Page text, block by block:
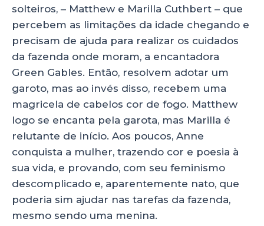
solteiros, – Matthew e Marilla Cuthbert – que
percebem as limitações da idade chegando e
precisam de ajuda para realizar os cuidados
da fazenda onde moram, a encantadora
Green Gables. Então, resolvem adotar um
garoto, mas ao invés disso, recebem uma
magricela de cabelos cor de fogo. Matthew
logo se encanta pela garota, mas Marilla é
relutante de início. Aos poucos, Anne
conquista a mulher, trazendo cor e poesia à
sua vida, e provando, com seu feminismo
descomplicado e, aparentemente nato, que
poderia sim ajudar nas tarefas da fazenda,
mesmo sendo uma menina.